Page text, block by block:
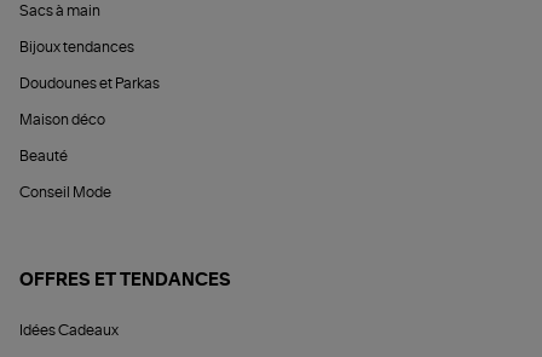
Sacs à main
Bijoux tendances
Doudounes et Parkas
Maison déco
Beauté
Conseil Mode
OFFRES ET TENDANCES
Idées Cadeaux